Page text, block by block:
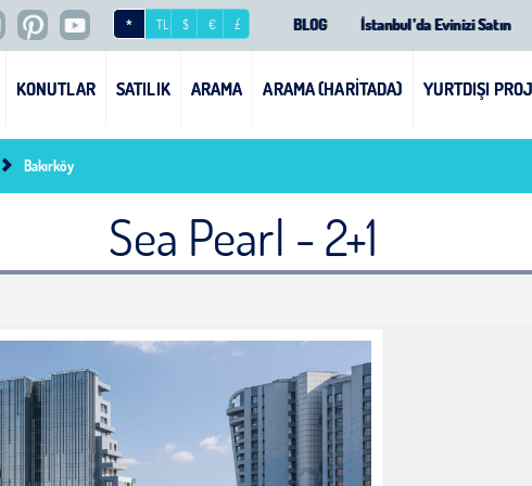
by investment - Invest In Turkey Property And
* TL $ € £ BLOG İstanbul’da Evinizi Satın
KONUTLAR SATILIK ARAMA ARAMA (HARİTADA) YURTDIŞI
Bakırköy
Sea Pearl - 2+1